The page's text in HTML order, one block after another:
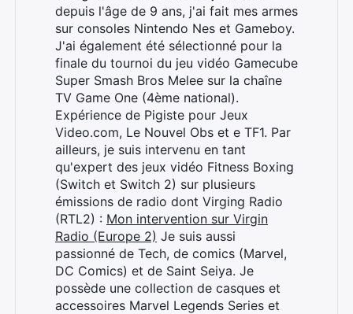
depuis l'âge de 9 ans, j'ai fait mes armes
sur consoles Nintendo Nes et Gameboy.
J'ai également été sélectionné pour la
finale du tournoi du jeu vidéo Gamecube
Super Smash Bros Melee sur la chaîne
TV Game One (4ème national).
Expérience de Pigiste pour Jeux
Video.com, Le Nouvel Obs et e TF1. Par
ailleurs, je suis intervenu en tant
qu'expert des jeux vidéo Fitness Boxing
(Switch et Switch 2) sur plusieurs
émissions de radio dont Virging Radio
(RTL2) : Mon intervention sur Virgin
Radio (Europe 2) Je suis aussi
passionné de Tech, de comics (Marvel,
DC Comics) et de Saint Seiya. Je
possède une collection de casques et
accessoires Marvel Legends Series et